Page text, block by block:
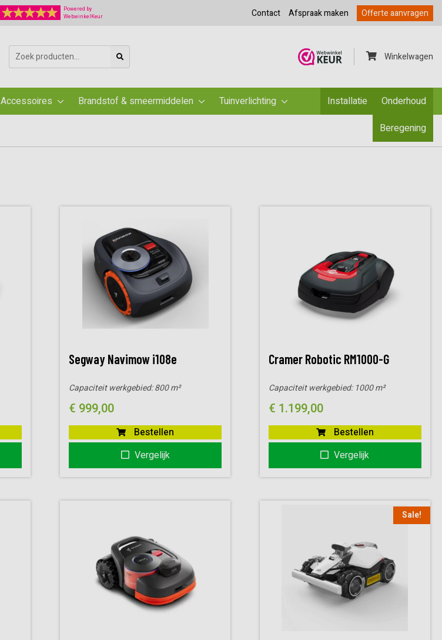
Powered by
WebwinkelKeur
Contact Afspraak maken Offerte aanvragen
Zoeken
naar:
Winkelwagen
Accessoires Brandstof & smeermiddelen Tuinverlichting Onderhoud
Installatie
Beregening
Segway Navimow i108e
Capaciteit werkgebied:800 m²
€ 999,00
Bestellen
Vergelijk
Cramer Robotic RM1000-G
Capaciteit werkgebied: 1000 m²
€ 1.199,00
Bestellen
Vergelijk
Sale!